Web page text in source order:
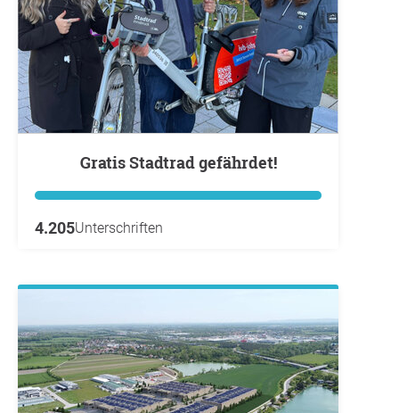
Gratis Stadtrad gefährdet!
4.205Unterschriften